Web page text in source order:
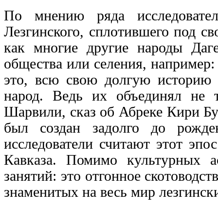
По мнению ряда
Лезгинского, сплотившего под
как многие другие народы
общества или селения,
это, всю свою долгую
народ. Ведь их объединял
Шарвили, сказ об Абреке Кири
был создан задолго до
исследователи считают этот
Кавказа. Помимо культурных
занятий: это отгонное
знаменитых на весь мир